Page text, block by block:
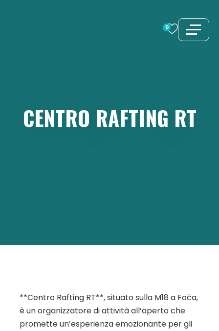
0
CENTRO RAFTING RT
**Centro Rafting RT**, situato sulla M18 a Foča,
è un organizzatore di attività all’aperto che
promette un’esperienza emozionante per gli